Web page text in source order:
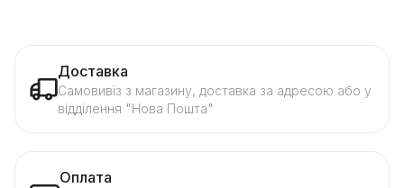
Доставка
Самовивіз з магазину, доставка за адресою або у
відділення "Нова Пошта"
Оплата